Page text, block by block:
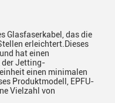
Glasfaserkabel, das die
erleichtert.Dieses
hat einen
der Jetting-
einen minimalen
Produktmodell, EPFU-
Vielzahl von